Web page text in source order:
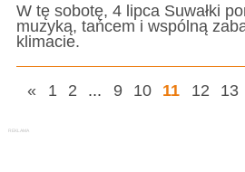
W tę sobotę, 4 lipca Suwałki
muzyką, tańcem i wspólną
klimacie.
« 1 2 ... 9 10 11 12 13